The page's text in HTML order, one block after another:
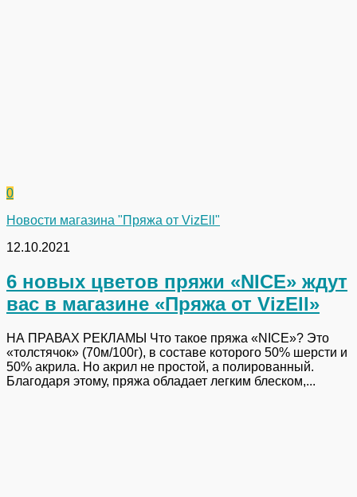
0
Новости магазина "Пряжа от VizEll"
12.10.2021
6 новых цветов пряжи «NICE» ждут
вас в магазине «Пряжа от VizEll»
НА ПРАВАХ РЕКЛАМЫ Что такое пряжа «NICE»? Это
«толстячок» (70м/100г), в составе которого 50% шерсти и
50% акрила. Но акрил не простой, а полированный.
Благодаря этому, пряжа обладает легким блеском,...